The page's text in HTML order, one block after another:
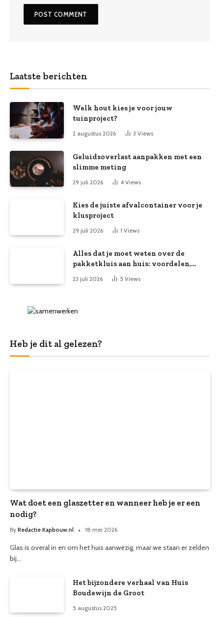
Laatste berichten
Welk hout kies je voor jouw
tuinproject?
2 augustus 2026 3 Views
Geluidsoverlast aanpakken met een
slimme meting
29 juli 2026 4 Views
Kies de juiste afvalcontainer voor je
klusproject
29 juli 2026 1 Views
Alles dat je moet weten over de
pakketkluis aan huis: voordelen,
kooptips en belang
23 juli 2026 5 Views
Heb je dit al gelezen?
Wat doet een glaszetter en wanneer heb je er een
nodig?
By Redactie Kapbouw.nl 18 mei 2026
Glas is overal in en om het huis aanwezig, maar we staan er zelden
bij…
Het bijzondere verhaal van Huis
Boudewijn de Groot
5 augustus 2025